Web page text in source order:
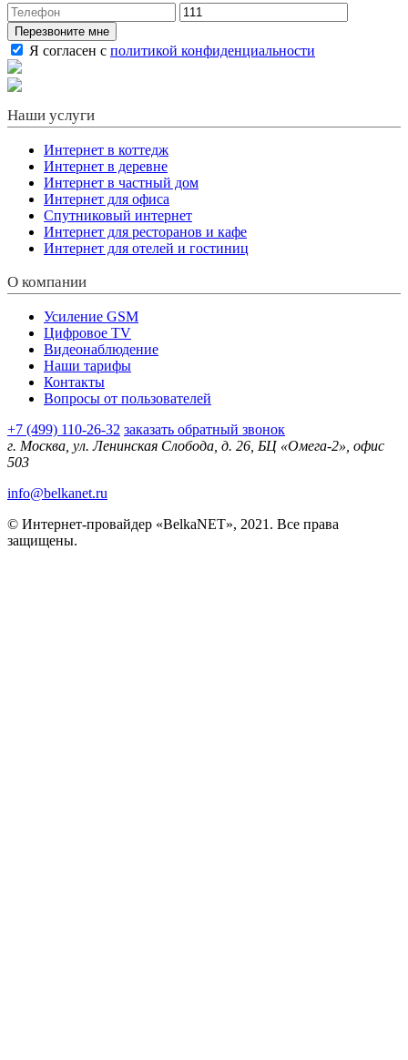
Перезвоните мне
Я согласен с политикой конфиденциальности
Наши услуги
Интернет в коттедж
Интернет в деревне
Интернет в частный дом
Интернет для офиса
Спутниковый интернет
Интернет для ресторанов и кафе
Интернет для отелей и гостиниц
О компании
Усиление GSM
Цифровое TV
Видеонаблюдение
Наши тарифы
Контакты
Вопросы от пользователей
+7 (499) 110-26-32 заказать обратный звонок
г. Москва, ул. Ленинская Слобода, д. 26, БЦ «Омега-2», офис
503
info@belkanet.ru
© Интернет-провайдер «BelkaNET», 2021. Все права
защищены.